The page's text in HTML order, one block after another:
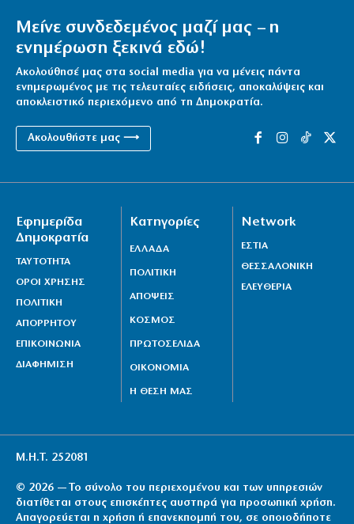
Μείνε συνδεδεμένος μαζί μας – η
ενημέρωση ξεκινά εδώ!
Ακολούθησέ μας στα social media για να μένεις πάντα
ενημερωμένος με τις τελευταίες ειδήσεις, αποκαλύψεις και
αποκλειστικό περιεχόμενο από τη Δημοκρατία.
Ακολουθήστε μας ⟶
Εφημερίδα
Δημοκρατία
ΤΑΥΤΟΤΗΤΑ
ΟΡΟΙ ΧΡΗΣΗΣ
ΠΟΛΙΤΙΚΗ
ΑΠΟΡΡΗΤΟΥ
ΕΠΙΚΟΙΝΩΝΙΑ
ΔΙΑΦΗΜΙΣΗ
Κατηγορίες
ΕΛΛΑΔΑ
ΠΟΛΙΤΙΚΗ
ΑΠΟΨΕΙΣ
ΚΟΣΜΟΣ
ΠΡΩΤΟΣΕΛΙΔΑ
ΟΙΚΟΝΟΜΙΑ
Η ΘΕΣΗ ΜΑΣ
Network
ΕΣΤΙΑ
ΘΕΣΣΑΛΟΝΙΚΗ
ΕΛΕΥΘΕΡΙΑ
Μ.Η.Τ. 252081
© 2026 — Το σύνολο του περιεχομένου και των υπηρεσιών
διατίθεται στους επισκέπτες αυστηρά για προσωπική χρήση.
Απαγορεύεται η χρήση ή επανεκπομπή του, σε οποιοδήποτε